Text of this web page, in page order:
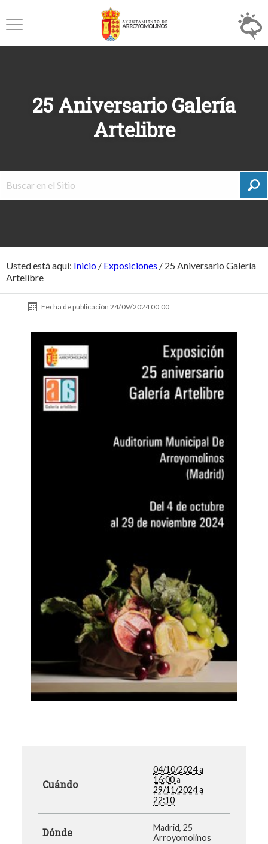
25 Aniversario Galería
Artelibre
Usted está aquí: Inicio / Exposiciones / 25 Aniversario Galería
Artelibre
Fecha de publicación 24/09/2024 00:00
Cuándo
04/10/2024 a
16:00a
29/11/2024 a
22:10
Dónde
Madrid, 25
Arroyomolinos